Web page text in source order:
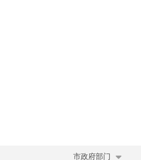
市政府部门